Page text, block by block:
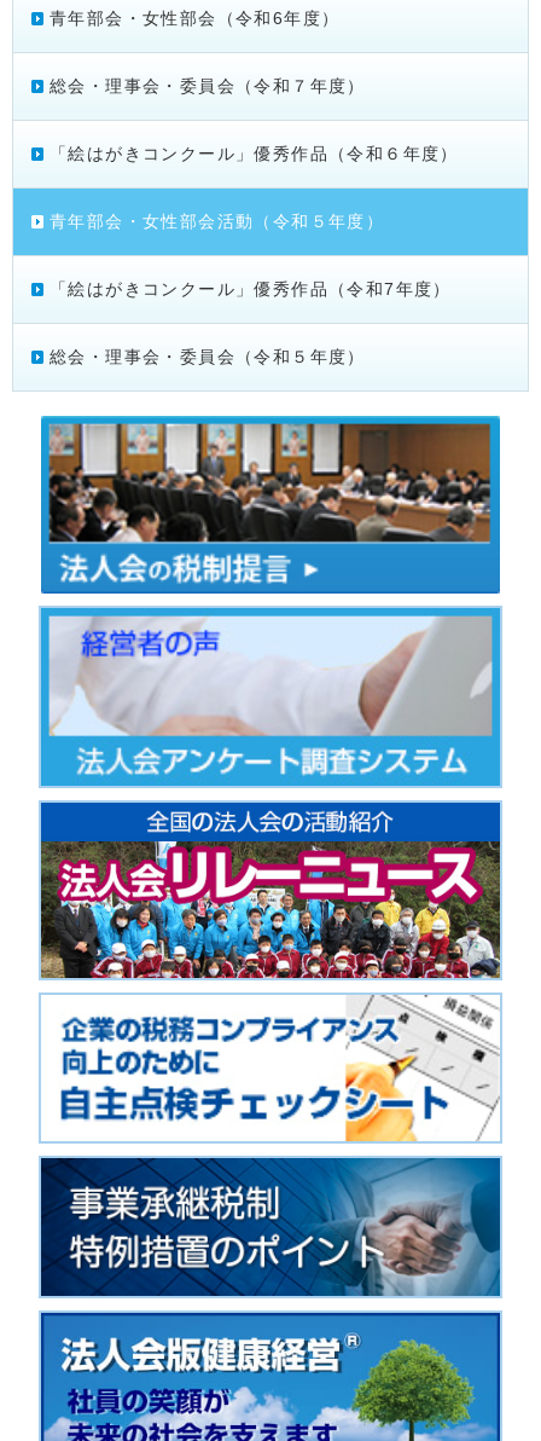
青年部会・女性部会（令和6年度）
総会・理事会・委員会（令和７年度）
「絵はがきコンクール」優秀作品（令和６年度）
青年部会・女性部会活動（令和５年度）
「絵はがきコンクール」優秀作品（令和7年度）
総会・理事会・委員会（令和５年度）